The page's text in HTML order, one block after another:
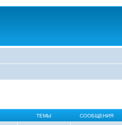
ТЕМЫ СООБЩЕНИЯ